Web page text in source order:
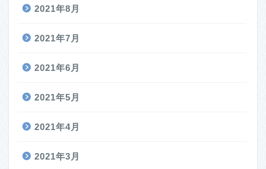
2021年8月
2021年7月
2021年6月
2021年5月
2021年4月
2021年3月